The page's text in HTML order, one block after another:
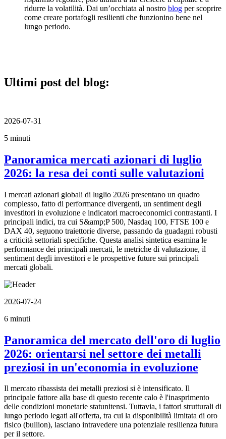
ridurre la volatilità. Dai un’occhiata al nostro blog per scoprire
come creare portafogli resilienti che funzionino bene nel
lungo periodo.
Ultimi post del blog:
2026-07-31
5 minuti
Panoramica mercati azionari di luglio
2026: la resa dei conti sulle valutazioni
I mercati azionari globali di luglio 2026 presentano un quadro
complesso, fatto di performance divergenti, un sentiment degli
investitori in evoluzione e indicatori macroeconomici contrastanti. I
principali indici, tra cui S&amp;P 500, Nasdaq 100, FTSE 100 e
DAX 40, seguono traiettorie diverse, passando da guadagni robusti
a criticità settoriali specifiche. Questa analisi sintetica esamina le
performance dei principali mercati, le metriche di valutazione, il
sentiment degli investitori e le prospettive future sui principali
mercati globali.
2026-07-24
6 minuti
Panoramica del mercato dell'oro di luglio
2026: orientarsi nel settore dei metalli
preziosi in un'economia in evoluzione
Il mercato ribassista dei metalli preziosi si è intensificato. Il
principale fattore alla base di questo recente calo è l'inasprimento
delle condizioni monetarie statunitensi. Tuttavia, i fattori strutturali di
lungo periodo legati all'offerta, tra cui la disponibilità limitata di oro
fisico (bullion), lasciano intravedere una potenziale resilienza futura
per il settore.